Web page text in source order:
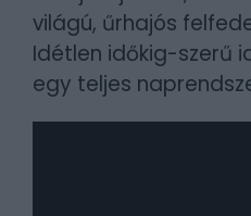
világú, űrhajós
Idétlen időkig-szerű
egy teljes